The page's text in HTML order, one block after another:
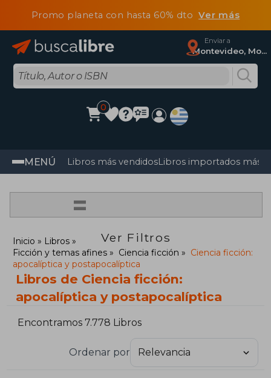
Promo planeta con hasta 60% dtoVer más
Enviar a
Montevideo, Montevideo
0
MENÚ Libros más vendidosLibros importados más
=
Ver Filtros
Inicio
Libros
Ficción y temas afines
Ciencia ficción
Ciencia ficción:
apocalíptica y postapocalíptica
Libros de Ciencia ficción:
apocalíptica y postapocalíptica
Encontramos 7.778 Libros
Ordenar por